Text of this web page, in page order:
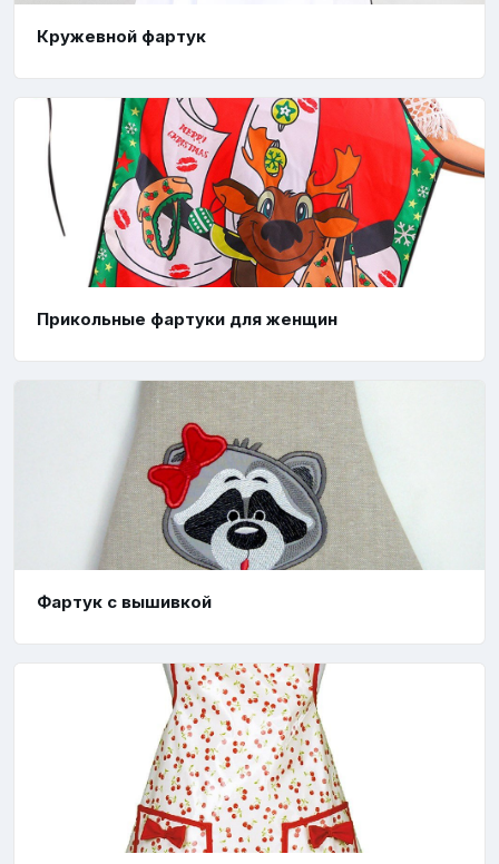
Кружевной фартук
Прикольные фартуки для женщин
Фартук с вышивкой